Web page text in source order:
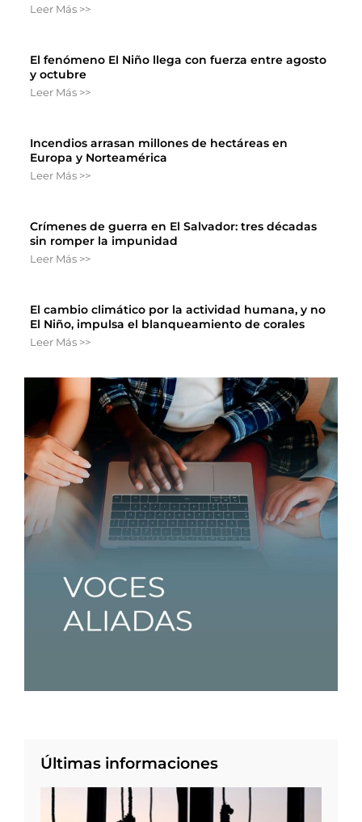
Leer Más >>
El fenómeno El Niño llega con fuerza entre agosto
y octubre
Leer Más >>
Incendios arrasan millones de hectáreas en
Europa y Norteamérica
Leer Más >>
Crímenes de guerra en El Salvador: tres décadas
sin romper la impunidad
Leer Más >>
El cambio climático por la actividad humana, y no
El Niño, impulsa el blanqueamiento de corales
Leer Más >>
Últimas informaciones